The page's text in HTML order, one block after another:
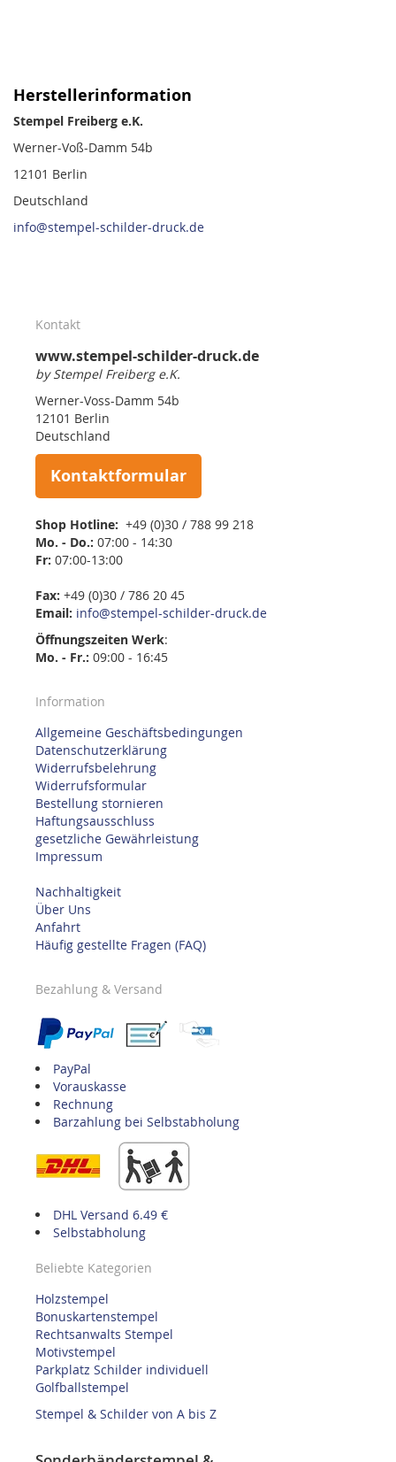
Herstellerinformation
Stempel Freiberg e.K.
Werner-Voß-Damm 54b
12101 Berlin
Deutschland
info@stempel-schilder-druck.de
Kontakt
www.stempel-schilder-druck.de
by Stempel Freiberg e.K.
Werner-Voss-Damm 54b
12101 Berlin
Deutschland
Kontaktformular
Shop Hotline: +49 (0)30 / 788 99 218
Mo. - Do.: 07:00 - 14:30
Fr: 07:00-13:00
Fax: +49 (0)30 / 786 20 45
Email: info@stempel-schilder-druck.de
Öffnungszeiten Werk:
Mo. - Fr.: 09:00 - 16:45
Information
Allgemeine Geschäftsbedingungen
Datenschutzerklärung
Widerrufsbelehrung
Widerrufsformular
Bestellung stornieren
Haftungsausschluss
gesetzliche Gewährleistung
Impressum
Nachhaltigkeit
Über Uns
Anfahrt
Häufig gestellte Fragen (FAQ)
Bezahlung & Versand
PayPal
Vorauskasse
Rechnung
Barzahlung bei Selbstabholung
DHL Versand 6.49 €
Selbstabholung
Beliebte Kategorien
Holzstempel
Bonuskartenstempel
Rechtsanwalts Stempel
Motivstempel
Parkplatz Schilder individuell
Golfballstempel
Stempel & Schilder von A bis Z